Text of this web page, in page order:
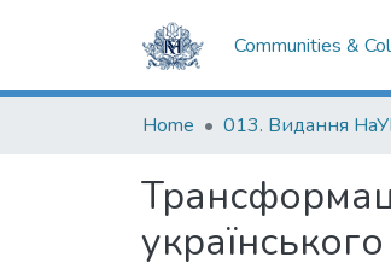
Communities &
Home 013. Видання